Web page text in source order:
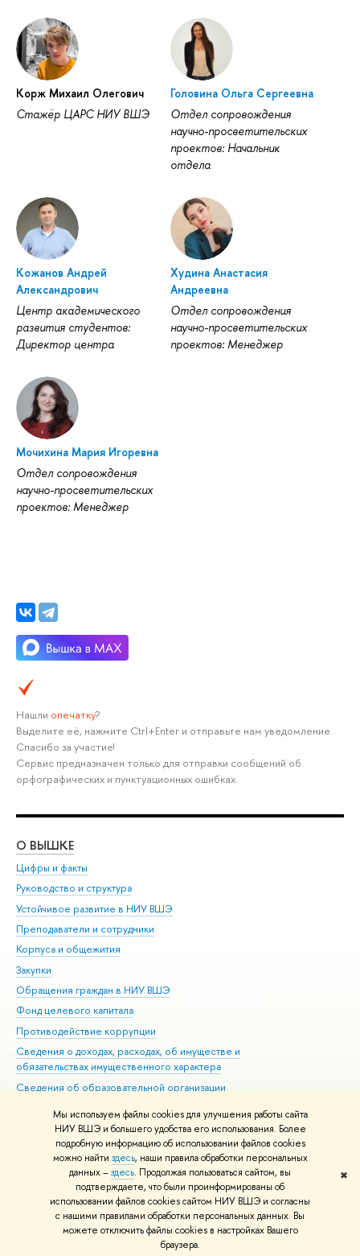
Мы используем файлы cookies для улучшения работы сайта
НИУ ВШЭ и большего удобства его использования. Более
подробную информацию об использовании файлов cookies
можно найти здесь, наши правила обработки персональных
данных –здесь. Продолжая пользоваться сайтом, вы
подтверждаете, что были проинформированы об
использовании файлов cookies сайтом НИУ ВШЭ и согласны
с нашими правилами обработки персональных данных. Вы
можете отключить файлы cookies в настройках Вашего
браузера.
✖
Корж Михаил Олегович
Стажёр ЦАРС НИУ ВШЭ
Головина Ольга Сергеевна
Отдел сопровождения
научно-просветительских
проектов: Начальник
отдела
Кожанов Андрей
Александрович
Центр академического
развития студентов:
Директор центра
Худина Анастасия
Андреевна
Отдел сопровождения
научно-просветительских
проектов: Менеджер
Мочихина Мария Игоревна
Отдел сопровождения
научно-просветительских
проектов: Менеджер
Нашли опечатку?
Выделите её, нажмите Ctrl+Enter и отправьте нам уведомление.
Спасибо за участие!
Сервис предназначен только для отправки сообщений об
орфографических и пунктуационных ошибках.
О ВЫШКЕ
Цифры и факты
Руководство и структура
Устойчивое развитие в НИУ ВШЭ
Преподаватели и сотрудники
Корпуса и общежития
Закупки
Обращения граждан в НИУ ВШЭ
Фонд целевого капитала
Противодействие коррупции
Сведения о доходах, расходах, об имуществе и
обязательствах имущественного характера
Сведения об образовательной организации
Людям с ограниченными возможностями здоровья
Единая платежная страница
Работа в Вышке
© НИУ ВШЭ 1993–2026 Адреса и контакты Условия использования
материалов Политика конфиденциальности Карта сайта
Шрифты HSE Sans и HSE Slab разработаны вШколе дизайна НИУ ВШЭ